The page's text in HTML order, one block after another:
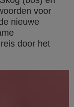
voor
nieuwe
door het